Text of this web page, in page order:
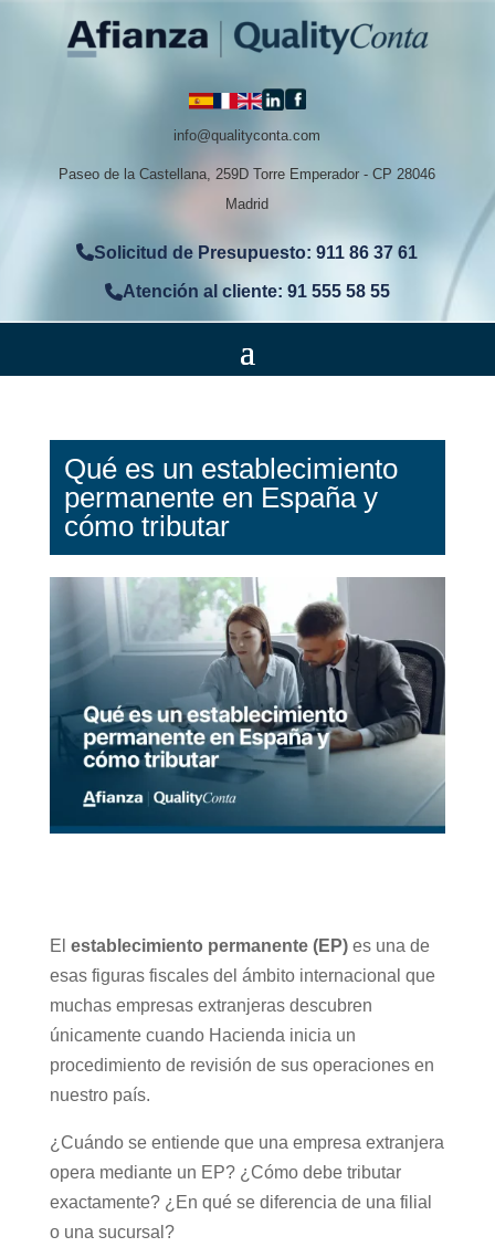
info@qualityconta.com
Paseo de la Castellana, 259D Torre Emperador - CP 28046
Madrid
Solicitud de Presupuesto: 911 86 37 61
Atención al cliente: 91 555 58 55
Qué es un establecimiento
permanente en España y
cómo tributar
El establecimiento permanente (EP)es una de
esas figuras fiscales del ámbito internacional que
muchas empresas extranjeras descubren
únicamente cuando Hacienda inicia un
procedimiento de revisión de sus operaciones en
nuestro país.
¿Cuándo se entiende que una empresa extranjera
opera mediante un EP? ¿Cómo debe tributar
exactamente? ¿En qué se diferencia de una filial
o una sucursal?